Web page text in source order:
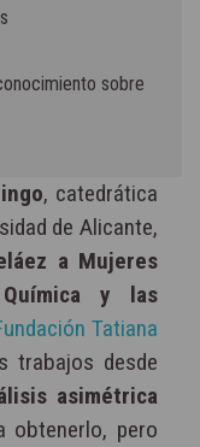
sobre
, catedrática
de Alicante,
a Mujeres
y las
Tatiana
trabajos desde
asimétrica
obtenerlo, pero